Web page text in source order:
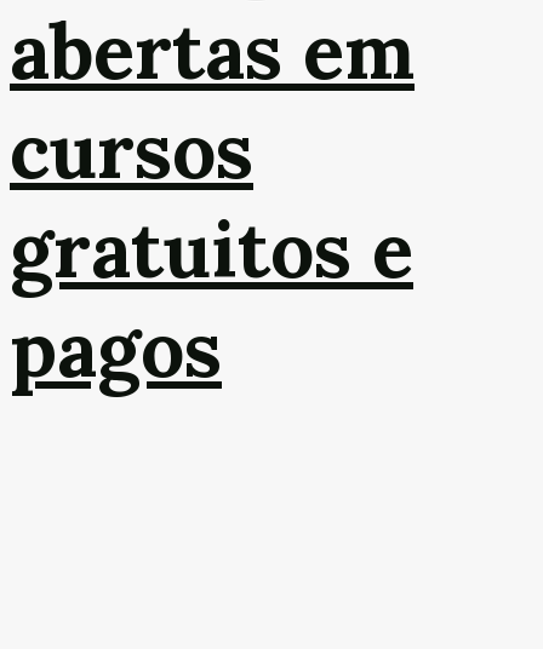
abertas em
cursos
gratuitos e
pagos